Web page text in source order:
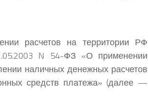
расчетов на территории РФ
N 54-ФЗ «О применении
наличных денежных расчетов
средств платежа» (далее —